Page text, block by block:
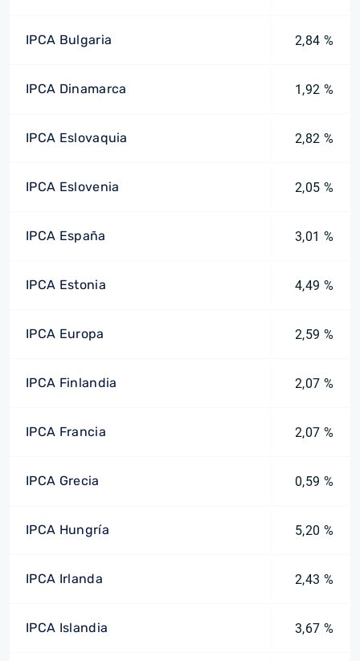
IPCA Bulgaria 2,84 %
IPCA Dinamarca 1,92 %
IPCA Eslovaquia 2,82 %
IPCA Eslovenia 2,05 %
IPCA España 3,01 %
IPCA Estonia 4,49 %
IPCA Europa 2,59 %
IPCA Finlandia 2,07 %
IPCA Francia 2,07 %
IPCA Grecia 0,59 %
IPCA Hungría 5,20 %
IPCA Irlanda 2,43 %
IPCA Islandia 3,67 %